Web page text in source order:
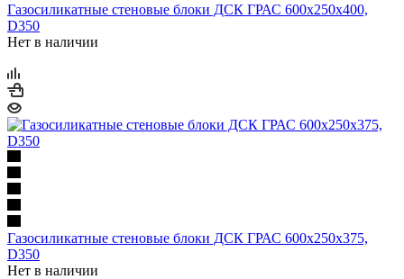
Газосиликатные стеновые блоки ДСК ГРАС 600х250х400,
D350
Нет в наличии
Газосиликатные стеновые блоки ДСК ГРАС 600х250х375,
D350
Нет в наличии